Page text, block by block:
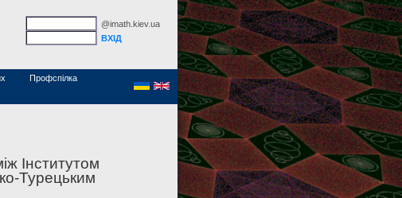
@imath.kiev.ua
Профспілка
Інститутом
Турецьким